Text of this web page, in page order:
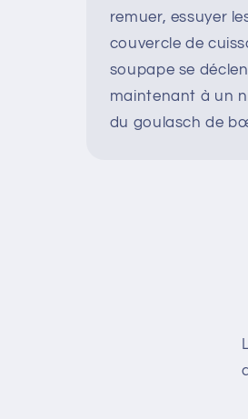
remuer, essuyer
couvercle de
soupape se
maintenant à un
du goulasch de